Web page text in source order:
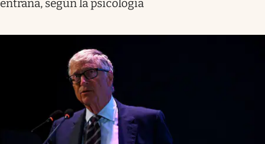
entraña, según la psicología